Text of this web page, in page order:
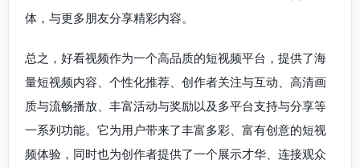
体，与更多朋友分享精彩内容。
总之，好看视频作为一个高品质的短视频平台，提供了海
量短视频内容、个性化推荐、创作者关注与互动、高清画
质与流畅播放、丰富活动与奖励以及多平台支持与分享等
一系列功能。它为用户带来了丰富多彩、富有创意的短视
频体验，同时也为创作者提供了一个展示才华、连接观众